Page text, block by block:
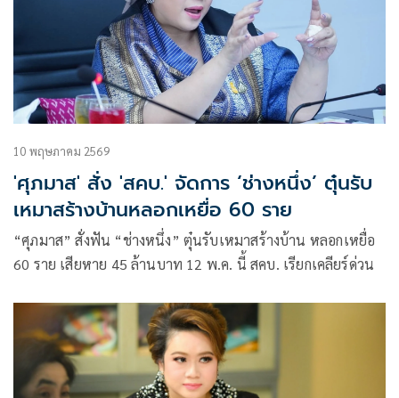
10 พฤษภาคม 2569
'ศุภมาส' สั่ง 'สคบ.' จัดการ ‘ช่างหนึ่ง’ ตุ๋นรับ
เหมาสร้างบ้านหลอกเหยื่อ 60 ราย
“ศุภมาส” สั่งฟัน “ช่างหนึ่ง” ตุ๋นรับเหมาสร้างบ้าน หลอกเหยื่อ
60 ราย เสียหาย 45 ล้านบาท 12 พ.ค. นี้ สคบ. เรียกเคลียร์ด่วน